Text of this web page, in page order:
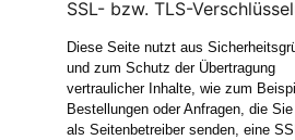
SSL- bzw. TLS-
Diese Seite nutzt aus
und zum Schutz der Übertragung
vertraulicher Inhalte, wie zum
Bestellungen oder Anfragen, die
als Seitenbetreiber senden, eine